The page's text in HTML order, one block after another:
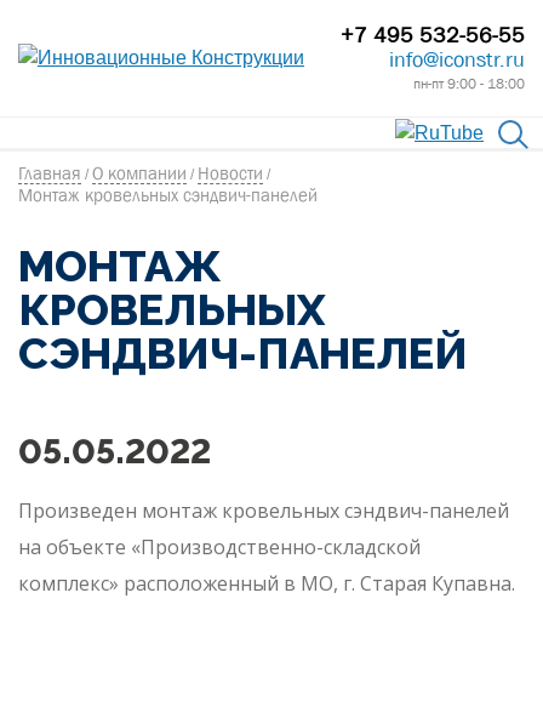
+7 495 532-56-55
info@iconstr.ru
пн-пт 9:00 - 18:00
Главная / О компании / Новости /
Монтаж кровельных сэндвич-панелей
МОНТАЖ
КРОВЕЛЬНЫХ
СЭНДВИЧ-ПАНЕЛЕЙ
05.05.2022
Произведен монтаж кровельных сэндвич-панелей
на объекте «Производственно-складской
комплекс» расположенный в МО, г. Старая Купавна.